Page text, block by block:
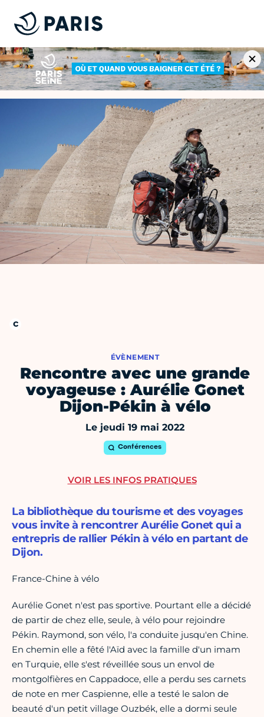
ÉVÈNEMENT
Rencontre avec une grande
voyageuse : Aurélie Gonet
Dijon-Pékin à vélo
Le jeudi 19 mai 2022
Conférences
La bibliothèque du tourisme et des voyages
vous invite à rencontrer Aurélie Gonet qui a
entrepris de rallier Pékin à vélo en partant de
Dijon.
France-Chine à vélo
Aurélie Gonet n'est pas sportive. Pourtant elle a décidé
de partir de chez elle, seule, à vélo pour rejoindre
Pékin. Raymond, son vélo, l'a conduite jusqu'en Chine.
En chemin elle a fêté l'Aïd avec la famille d'un imam
en Turquie, elle s'est réveillée sous un envol de
montgolfières en Cappadoce, elle a perdu ses carnets
de note en mer Caspienne, elle a testé le salon de
beauté d'un petit village Ouzbék, elle a dormi seule
VOIR LES INFOS PRATIQUES